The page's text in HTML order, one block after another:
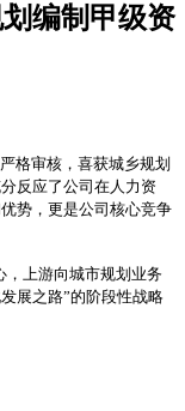
编制甲级资
格审核，喜获城乡规划
反应了公司在人力资
势，更是公司核心竞争
上游向城市规划业务
展之路”的阶段性战略